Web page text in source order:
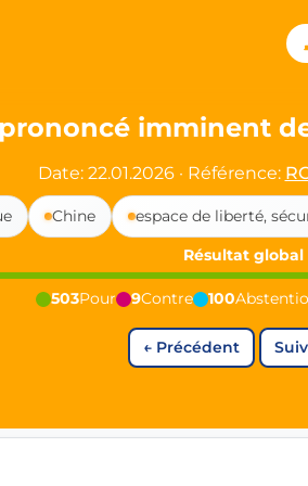
Directly
political party in
since 2024
PdF co-founder
youngest mayor at 19
democracy").
imminent
Date: 22.01.2026 · Référence:
Chine espace de liberté,
Résultat global
503Pour 9Contre 100
← Précédent